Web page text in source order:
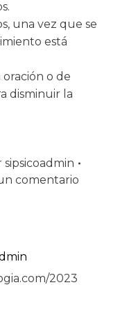
una vez que se
está
oración o de
disminuir la
sipsicoadmin
comentario
2023